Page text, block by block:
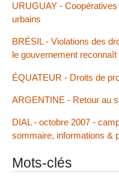
URUGUAY -
urbains
BRÉSIL - Violations des
le gouvernement reconnaît
ÉQUATEUR - Droits de
ARGENTINE - Retour au
DIAL - octobre 2007 -
sommaire, informations &
Mots-clés